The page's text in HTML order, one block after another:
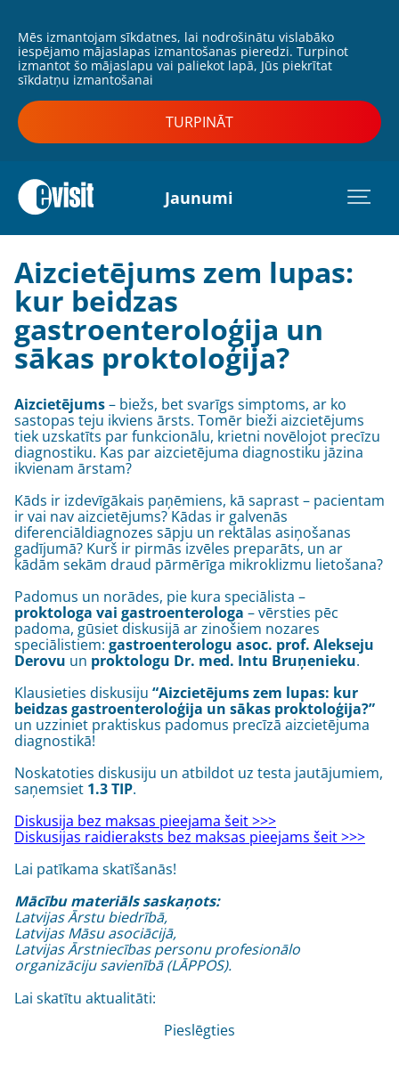
Mēs izmantojam sīkdatnes, lai nodrošinātu vislabāko
iespējamo mājaslapas izmantošanas pieredzi. Turpinot
izmantot šo mājaslapu vai paliekot lapā, Jūs piekrītat
sīkdatņu izmantošanai
TURPINĀT
Jaunumi
Aizcietējums zem lupas:
kur beidzas
gastroenteroloģija un
sākas proktoloģija?
Aizcietējums– biežs, bet svarīgs simptoms, ar ko
sastopas teju ikviens ārsts. Tomēr bieži aizcietējums
tiek uzskatīts par funkcionālu, krietni novēlojot precīzu
diagnostiku. Kas par aizcietējuma diagnostiku jāzina
ikvienam ārstam?
Kāds ir izdevīgākais paņēmiens, kā saprast – pacientam
ir vai nav aizcietējums? Kādas ir galvenās
diferenciāldiagnozes sāpju un rektālas asiņošanas
gadījumā? Kurš ir pirmās izvēles preparāts, un ar
kādām sekām draud pārmērīga mikroklizmu lietošana?
Padomus un norādes, pie kura speciālista –
proktologa vai gastroenterologa – vērsties pēc
padoma, gūsiet diskusijā ar zinošiem nozares
speciālistiem: gastroenterologu asoc. prof. Alekseju
Derovu un proktologu Dr. med. Intu Bruņenieku.
Klausieties diskusiju “Aizcietējums zem lupas: kur
beidzas gastroenteroloģija un sākas proktoloģija?”
un uzziniet praktiskus padomus precīzā aizcietējuma
diagnostikā!
Noskatoties diskusiju un atbildot uz testa jautājumiem,
saņemsiet 1.3 TIP.
Diskusija bez maksas pieejama šeit >>>
Diskusijas raidieraksts bez maksas pieejams šeit >>>
Lai patīkama skatīšanās!
Mācību materiāls saskaņots:
Latvijas Ārstu biedrībā,
Latvijas Māsu asociācijā,
Latvijas Ārstniecības personu profesionālo
organizāciju savienībā (LĀPPOS).
Lai skatītu aktualitāti:
Pieslēgties